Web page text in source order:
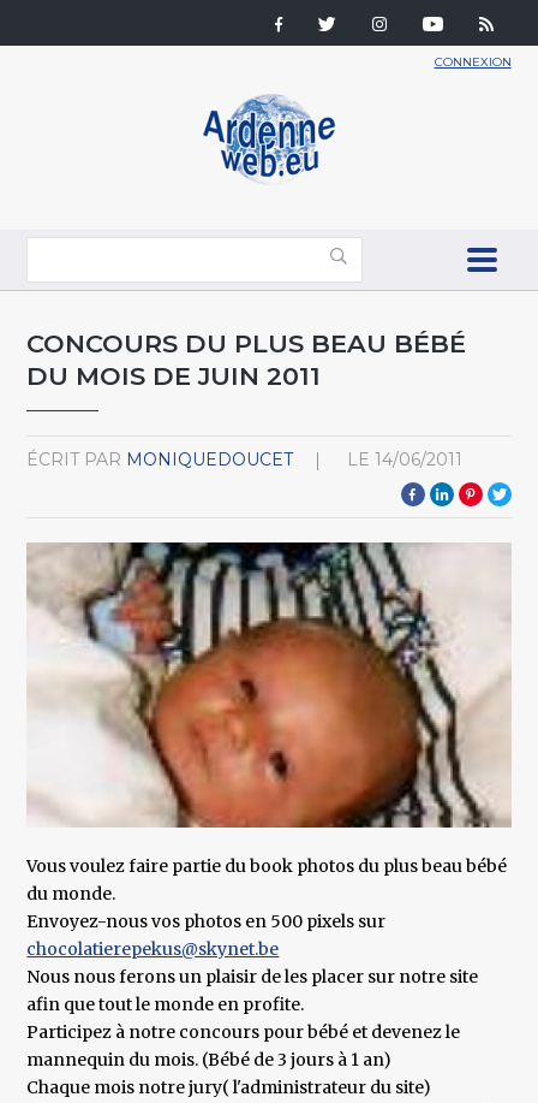
CONNEXION
CONCOURS DU PLUS BEAU BÉBÉ
DU MOIS DE JUIN 2011
ÉCRIT PAR MONIQUEDOUCET LE 14/06/2011
Vous voulez faire partie du book photos du plus beau bébé
du monde.
Envoyez-nous vos photos en 500 pixels sur
chocolatierepekus@skynet.be
Nous nous ferons un plaisir de les placer sur notre site
afin que tout le monde en profite.
Participez à notre concours pour bébé et devenez le
mannequin du mois. (Bébé de 3 jours à 1 an)
Chaque mois notre jury( l'administrateur du site)